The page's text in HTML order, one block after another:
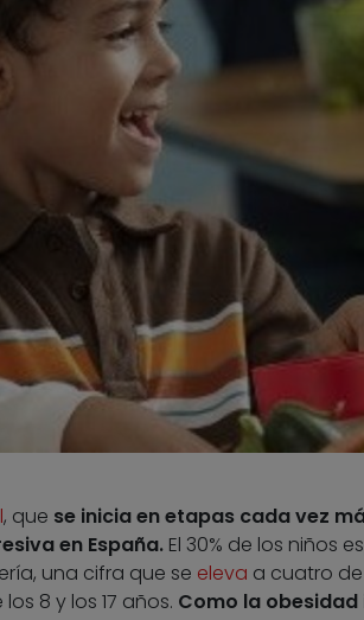
, que se inicia en etapas cada vez
en España.El 30% de los niños
una cifra que se eleva a cuatro
8 y los 17 años. Como la